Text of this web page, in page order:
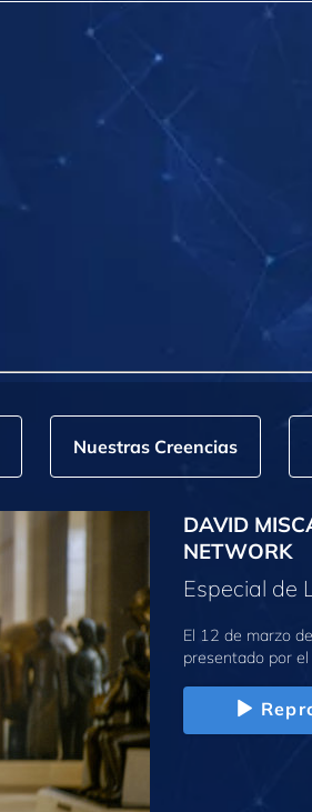
Nuestras Creencias
DAVID
NETWORK
Especial de
El 12 de marzo
presentado por